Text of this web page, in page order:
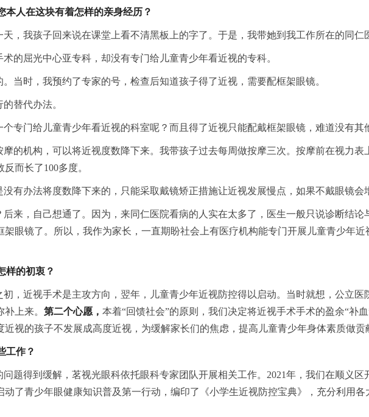
本人在这块有着怎样的亲身经历？
，我孩子回来说在课堂上看不清黑板上的字了。于是，我带她到我工作所在的同仁
的屈光中心亚专科，却没有专门给儿童青少年看近视的专科。
当时，我预约了专家的号，检查后知道孩子得了近视，需要配框架眼镜。
替代办法。
专门给儿童青少年看近视的科室呢？而且得了近视只能配戴框架眼镜，难道没有其
的机构，可以将近视度数降下来。我带孩子过去每周做按摩三次。按摩前在视力
而长了100多度。
有办法将度数降下来的，只能采取戴镜矫正措施让近视发展慢点，如果不戴眼镜会
来，自己想通了。因为，来同仁医院看病的人实在太多了，医生一般只说诊断结
眼镜了。所以，我作为家长，一直期盼社会上有医疗机构能专门开展儿童青少年
样的初衷？
初，近视手术是主攻方向，翌年，儿童青少年近视防控得以启动。当时就想，公立
上来。 第二个心愿， 本着“回馈社会”的原则，我们决定将近视手术手术的盈余“补
视的孩子不发展成高度近视，为缓解家长们的焦虑，提高儿童青少年身体素质做贡
工作？
题得到缓解，茗视光眼科依托眼科专家团队开展相关工作。2021年，我们在顺义
了青少年眼健康知识普及第一行动，编印了《小学生近视防控宝典》，充分利用